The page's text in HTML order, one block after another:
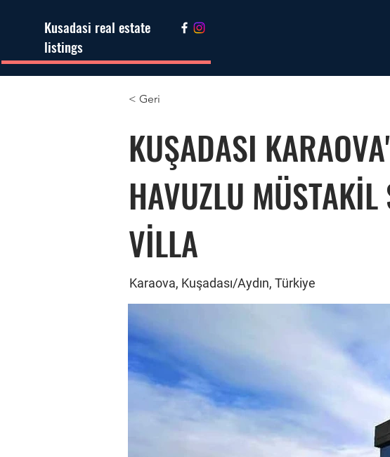
Kusadasi real estate
listings
< Geri
KUŞADASI
HAVUZLU
VİLLA
Karaova, Kuşadası/Aydın, Türkiye